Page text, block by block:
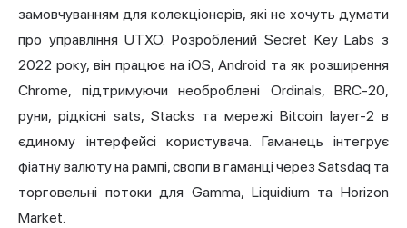
замовчуванням для колекціонерів, які не хочуть думати
про управління UTXO. Розроблений Secret Key Labs з
2022 року, він працює на iOS, Android та як розширення
Chrome, підтримуючи необроблені Ordinals, BRC-20,
руни, рідкісні sats, Stacks та мережі Bitcoin layer-2 в
єдиному інтерфейсі користувача. Гаманець інтегрує
фіатну валюту на рампі, свопи в гаманці через Satsdaq та
торговельні потоки для Gamma, Liquidium та Horizon
Market.